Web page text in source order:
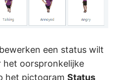
een status wilt
oorspronkelijke
het pictogram Status